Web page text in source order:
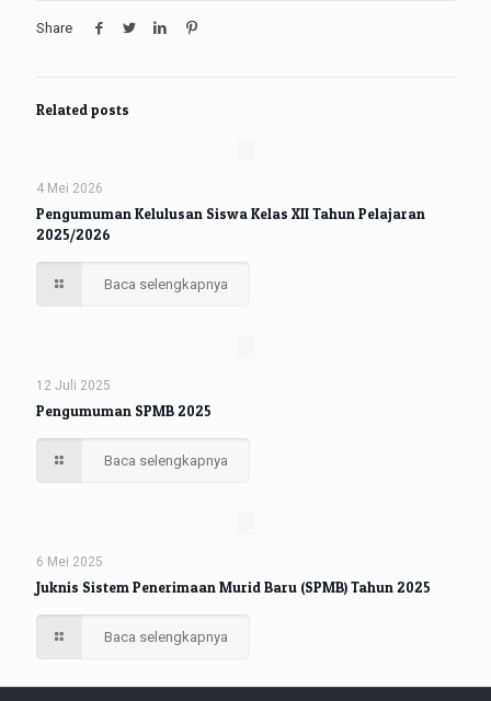
Share
Related posts
4 Mei 2026
Pengumuman Kelulusan Siswa Kelas XII Tahun Pelajaran
2025/2026
Baca selengkapnya
12 Juli 2025
Pengumuman SPMB 2025
Baca selengkapnya
6 Mei 2025
Juknis Sistem Penerimaan Murid Baru (SPMB) Tahun 2025
Baca selengkapnya